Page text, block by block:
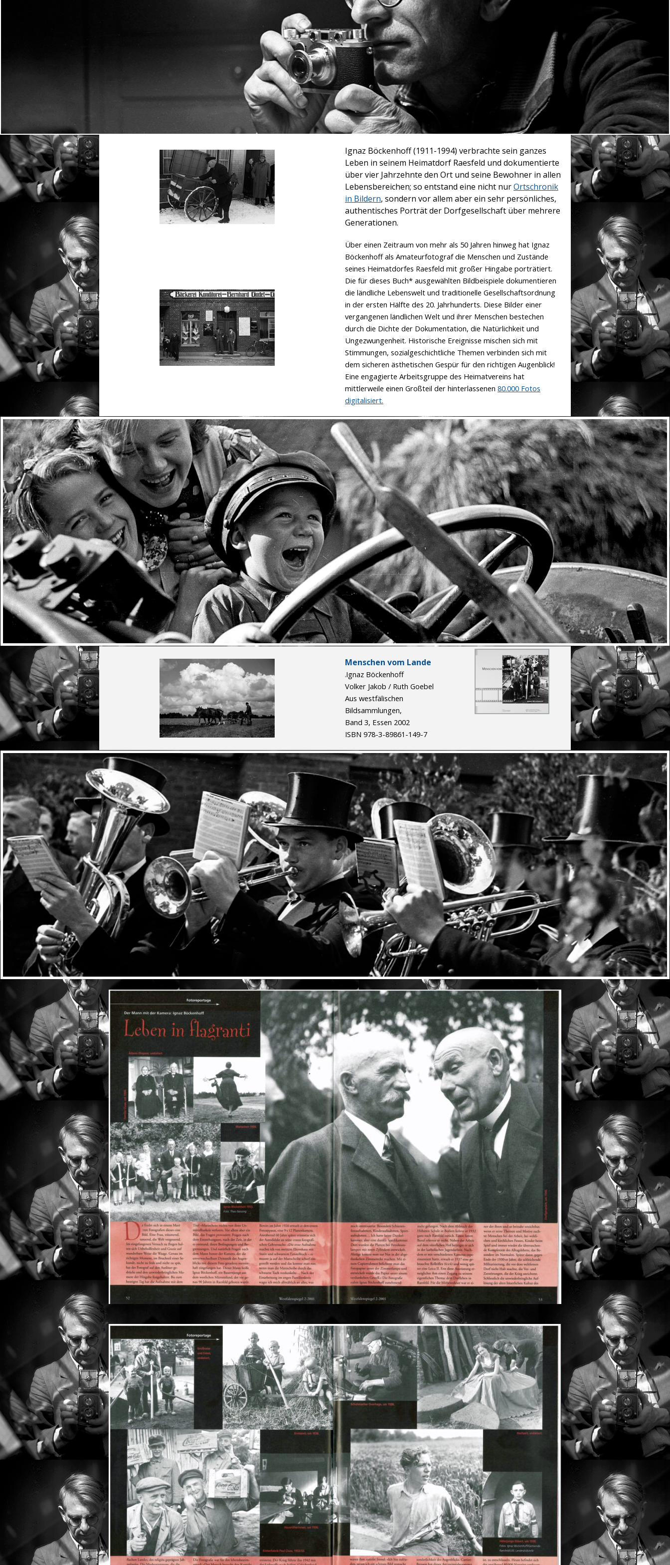
Ignaz Böckenhoff (1911-1994) verbrachte sein ganzes
Leben in seinem Heimatdorf Raesfeld und dokumentierte
über vier Jahrzehnte den Ort und seine Bewohner in allen
Lebensbereichen; so entstand eine nicht nurOrtschronik
in Bildern, sondern vor allem aber ein sehr persönliches,
authentisches Porträt der Dorfgesellschaft über mehrere
Generationen.
Über einen Zeitraum von mehr als 50 Jahren hinweg hat Ignaz
Böckenhoff als Amateurfotograf die Menschen und Zustände
seines Heimatdorfes Raesfeld mit großer Hingabe porträtiert.
Die für dieses Buch* ausgewählten Bildbeispiele dokumentieren
die ländliche Lebenswelt und traditionelle Gesellschaftsordnung
in der ersten Hälfte des 20. Jahrhunderts. Diese Bilder einer
vergangenen ländlichen Welt und ihrer Menschen bestechen
durch die Dichte der Dokumentation, die Natürlichkeit und
Ungezwungenheit. Historische Ereignisse mischen sich mit
Stimmungen, sozialgeschichtliche Themen verbinden sich mit
dem sicheren ästhetischen Gespür für den richtigen Augenblick!
Eine engagierte Arbeitsgruppe des Heimatvereins hat
mittlerweile einen Großteil der hinterlassenen 80.000 Fotos
digitalisiert.
Menschen vom Lande
d Ignaz Böckenhoff
Volker Jakob / Ruth Goebel
Aus westfälischen
Bildsammlungen,
Band 3, Essen 2002
ISBN 978-3-89861-149-7